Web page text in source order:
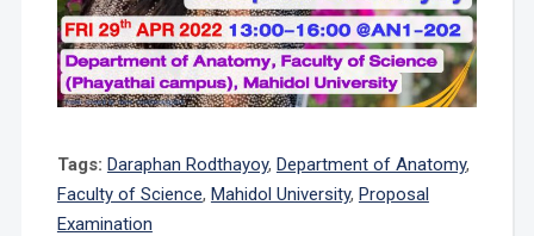
Tags: Daraphan Rodthayoy, Department of Anatomy,
Faculty of Science, Mahidol University, Proposal
Examination